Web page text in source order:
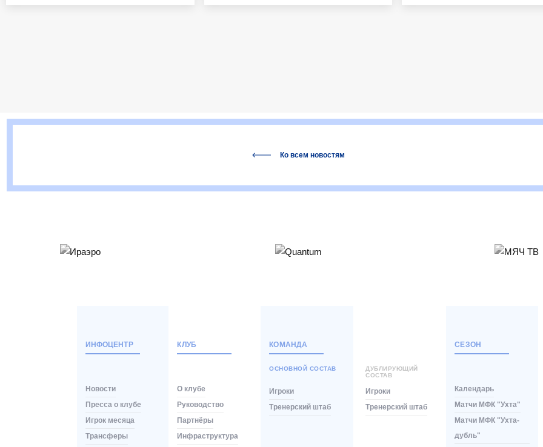
Ко всем новостям
ИНФОЦЕНТР
Новости
Пресса о клубе
Игрок месяца
Трансферы
КЛУБ
О клубе
Руководство
Партнёры
Инфраструктура
КОМАНДА
ОСНОВНОЙ СОСТАВ
ДУБЛИРУЮЩИЙ
СОСТАВ
Игроки
Тренерский штаб
Игроки
Тренерский штаб
СЕЗОН
Календарь
Матчи МФК "Ухта"
Матчи МФК "Ухта-
дубль"